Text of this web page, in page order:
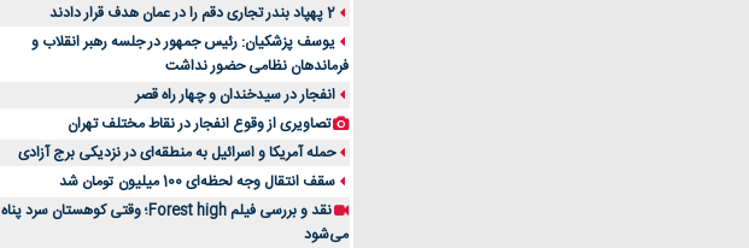
2 پهپاد بندر تجاری دقم را در عمان هدف قرار دادند
یوسف پزشکیان: رئیس جمهور در جلسه رهبر انقلاب و
فرماندهان نظامی حضور نداشت
انفجار در سیدخندان و چهار راه قصر
تصاویری از وقوع انفجار در نقاط مختلف تهران
حمله آمریکا و اسرائیل به منطقه‌ای در نزدیکی برج آزادی
سقف انتقال وجه لحظه‌ای 100 میلیون تومان شد
نقد و بررسی فیلم Forest high؛ وقتی کوهستان سرد پناه
می‌شود